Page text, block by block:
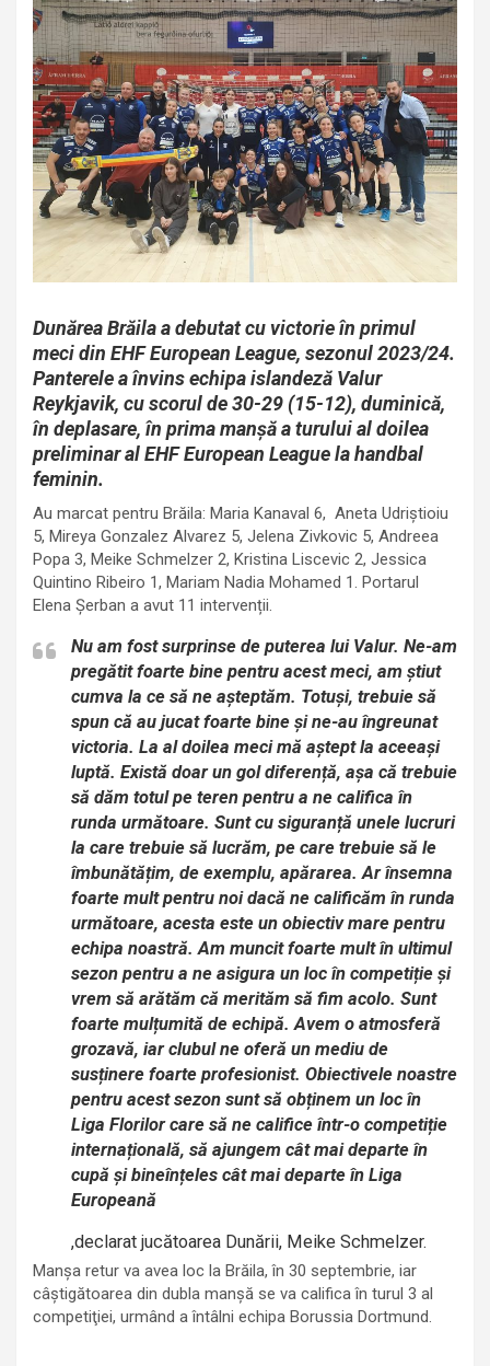
Dunărea Brăila a debutat cu victorie în primul
meci din EHF European League, sezonul 2023/24.
Panterele a învins echipa islandeză Valur
Reykjavik, cu scorul de 30-29 (15-12), duminică,
în deplasare, în prima manșă a turului al doilea
preliminar al EHF European League la handbal
feminin.
Au marcat pentru Brăila: Maria Kanaval 6, Aneta Udriștioiu
5, Mireya Gonzalez Alvarez 5, Jelena Zivkovic 5, Andreea
Popa 3, Meike Schmelzer 2, Kristina Liscevic 2, Jessica
Quintino Ribeiro 1, Mariam Nadia Mohamed 1. Portarul
Elena Şerban a avut 11 intervenții.
Nu am fost surprinse de puterea lui Valur. Ne-am
pregătit foarte bine pentru acest meci, am știut
cumva la ce să ne așteptăm. Totuși, trebuie să
spun că au jucat foarte bine și ne-au îngreunat
victoria. La al doilea meci mă aștept la aceeași
luptă. Există doar un gol diferență, așa că trebuie
să dăm totul pe teren pentru a ne califica în
runda următoare. Sunt cu siguranță unele lucruri
la care trebuie să lucrăm, pe care trebuie să le
îmbunătățim, de exemplu, apărarea. Ar însemna
foarte mult pentru noi dacă ne calificăm în runda
următoare, acesta este un obiectiv mare pentru
echipa noastră. Am muncit foarte mult în ultimul
sezon pentru a ne asigura un loc în competiție și
vrem să arătăm că merităm să fim acolo. Sunt
foarte mulțumită de echipă. Avem o atmosferă
grozavă, iar clubul ne oferă un mediu de
susținere foarte profesionist. Obiectivele noastre
pentru acest sezon sunt să obținem un loc în
Liga Florilor care să ne califice într-o competiție
internațională, să ajungem cât mai departe în
cupă și bineînțeles cât mai departe în Liga
Europeană
,declarat jucătoarea Dunării, Meike Schmelzer.
Manşa retur va avea loc la Brăila, în 30 septembrie, iar
câştigătoarea din dubla manşă se va califica în turul 3 al
competiţiei, urmând a întâlni echipa Borussia Dortmund.